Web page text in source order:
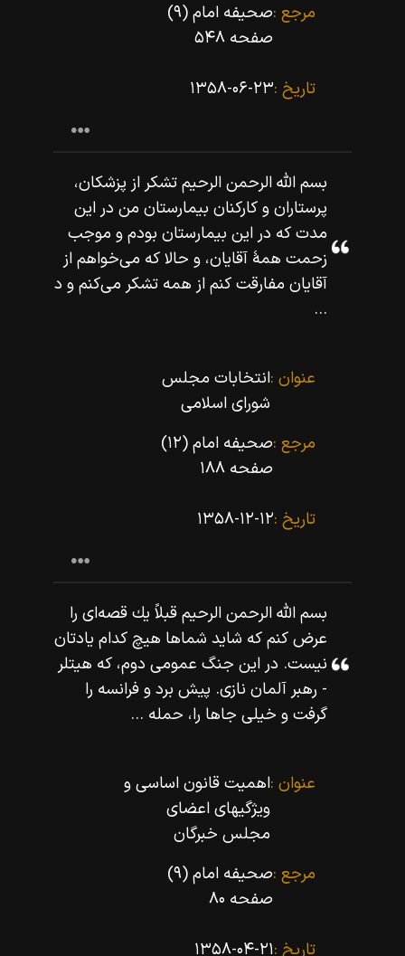
مرجع :صحیفه امام (۹)
صفحه ۵۴۸
تاریخ :۱۳۵۸-۰۶-۲۳
بسم اللّه‌ الرحمن الرحيم تشكر از پزشكان،
پرستاران و كاركنان بيمارستان من در اين
مدت كه در اين بيمارستان بودم و موجب
زحمت همۀ آقايان، و حالا كه مى‌خواهم از
آقايان مفارقت كنم از همه تشكر مى‌كنم و د
...
عنوان :انتخابات مجلس
شوراى اسلامى
مرجع :صحیفه امام (۱۲)
صفحه ۱۸۸
تاریخ :۱۳۵۸-۱۲-۱۲
بسم اللّه‌ الرحمن الرحيم قبلاً يك قصه‌اى را
عرض كنم كه شايد شماها هيچ كدام يادتان
نيست. در اين جنگ عمومى دوم، كه هيتلر
- رهبر آلمان نازى. پيش برد و فرانسه را
گرفت و خيلى جاها را، حمله ...
عنوان :اهمیت قانون اساسى و
ویژگیهاى اعضاى
مجلس خبرگان
مرجع :صحیفه امام (۹)
صفحه ۸۰
تاریخ :۱۳۵۸-۰۴-۲۱